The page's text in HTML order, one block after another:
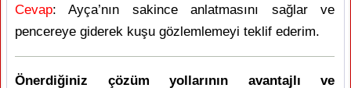
Cevap: Ayça’nın sakince anlatmasını sağlar ve
pencereye giderek kuşu gözlemlemeyi teklif ederim.
Önerdiğiniz çözüm yollarının avantajlı ve